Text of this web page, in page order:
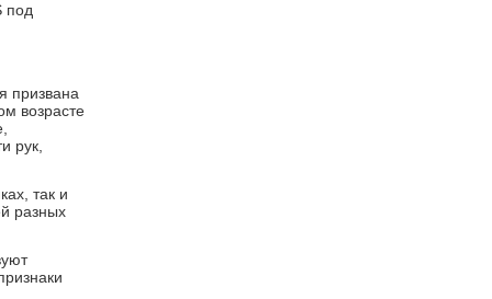
под
призвана
возрасте
рук,
так и
разных